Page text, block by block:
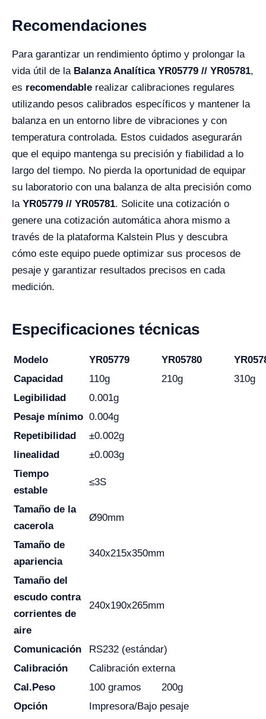
Recomendaciones
Para garantizar un rendimiento óptimo y prolongar la
vida útil de la Balanza Analítica YR05779 // YR05781,
es recomendable realizar calibraciones regulares
utilizando pesos calibrados específicos y mantener la
balanza en un entorno libre de vibraciones y con
temperatura controlada. Estos cuidados asegurarán
que el equipo mantenga su precisión y fiabilidad a lo
largo del tiempo. No pierda la oportunidad de equipar
su laboratorio con una balanza de alta precisión como
la YR05779 // YR05781. Solicite una cotización o
genere una cotización automática ahora mismo a
través de la plataforma Kalstein Plus y descubra
cómo este equipo puede optimizar sus procesos de
pesaje y garantizar resultados precisos en cada
medición.
Especificaciones técnicas
Modelo YR05779 YR05780
Capacidad
110g 210g
310g
Legibilidad
0.001g
Pesaje mínimo 0.004g
Repetibilidad
±0.002g
linealidad
±0.003g
Tiempo
estable
≤3S
Tamaño de la
cacerola
Ø90mm
Tamaño de
apariencia
340x215x350mm
Tamaño del
escudo contra
corrientes de
aire
240x190x265mm
Comunicación
RS232 (estándar)
Calibración
Calibración externa
Cal.Peso
100 gramos
200g
Opción
Impresora/Bajo pesaje